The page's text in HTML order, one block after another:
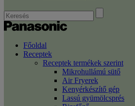
Főoldal
Receptek
Receptek termékek szerint
Mikrohullámú sütő
Air Fryerek
Kenyérkészítő gép
Lassú gyümölcsprés